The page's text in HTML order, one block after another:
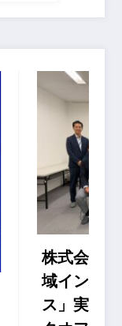
業、「地
ァイナン
ト キッ